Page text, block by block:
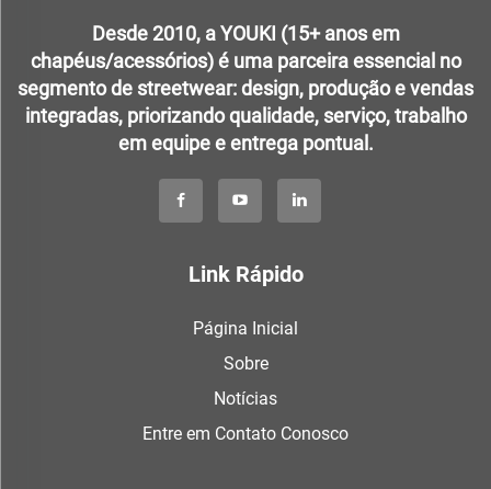
Desde 2010, a YOUKI (15+ anos em
chapéus/acessórios) é uma parceira essencial no
segmento de streetwear: design, produção e vendas
integradas, priorizando qualidade, serviço, trabalho
em equipe e entrega pontual.
Link Rápido
Página Inicial
Sobre
Notícias
Entre em Contato Conosco